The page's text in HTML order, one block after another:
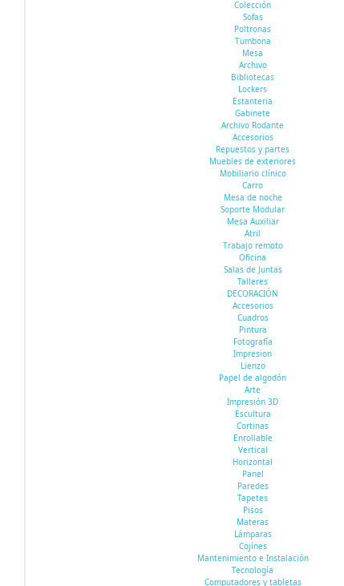
Colección
Sofas
Poltronas
Tumbona
Mesa
Archivo
Bibliotecas
Lockers
Estanteria
Gabinete
Archivo Rodante
Accesorios
Repuestos y partes
Muebles de exteriores
Mobiliario clínico
Carro
Mesa de noche
Soporte Modular
Mesa Auxiliar
Atril
Trabajo remoto
Oficina
Salas de Juntas
Talleres
DECORACIÓN
Accesorios
Cuadros
Pintura
Fotografía
Impresion
Lienzo
Papel de algodón
Arte
Impresión 3D
Escultura
Cortinas
Enrollable
Vertical
Horizontal
Panel
Paredes
Tapetes
Pisos
Materas
Lámparas
Cojínes
Mantenimiento e Instalación
Tecnología
Computadores y tabletas